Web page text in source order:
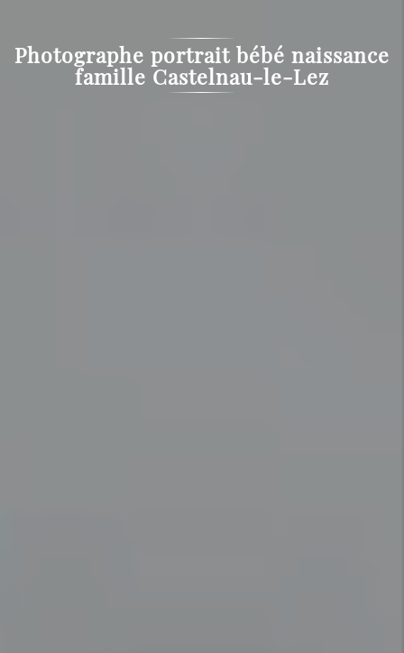
Photographe portrait bébé naissance
famille Castelnau-le-Lez